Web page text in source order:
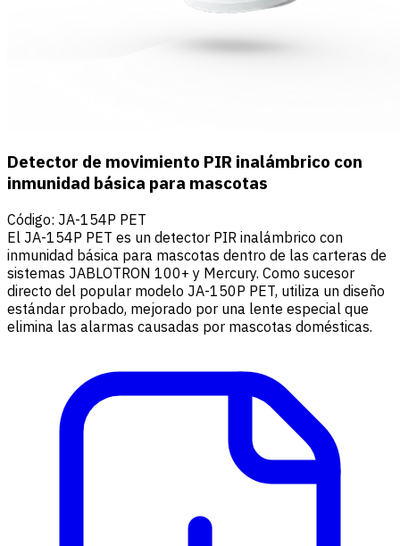
Detector de movimiento PIR inalámbrico con
inmunidad básica para mascotas
Código: JA-154P PET
El JA-154P PET es un detector PIR inalámbrico con
inmunidad básica para mascotas dentro de las carteras de
sistemas JABLOTRON 100+ y Mercury. Como sucesor
directo del popular modelo JA-150P PET, utiliza un diseño
estándar probado, mejorado por una lente especial que
elimina las alarmas causadas por mascotas domésticas.